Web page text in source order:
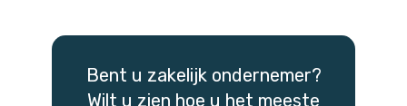
Bent u zakelijk ondernemer?
Wilt u zien hoe u het meeste